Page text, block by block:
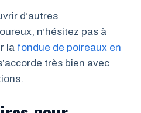
d’autres
n’hésitez pas à
la fondue de poireaux en
très bien avec